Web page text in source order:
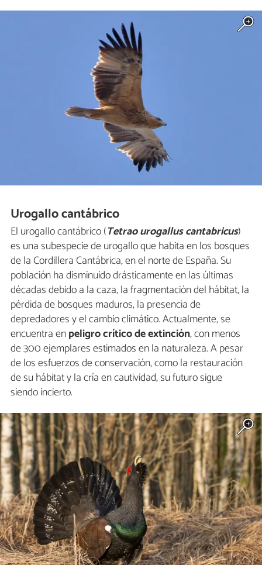
Urogallo cantábrico
El urogallo cantábrico (Tetrao urogallus cantabricus)
es una subespecie de urogallo que habita en los bosques
de la Cordillera Cantábrica, en el norte de España. Su
población ha disminuido drásticamente en las últimas
décadas debido a la caza, la fragmentación del hábitat, la
pérdida de bosques maduros, la presencia de
depredadores y el cambio climático. Actualmente, se
encuentra enpeligro crítico de extinción, con menos
de 300 ejemplares estimados en la naturaleza. A pesar
de los esfuerzos de conservación, como la restauración
de su hábitat y la cría en cautividad, su futuro sigue
siendo incierto.